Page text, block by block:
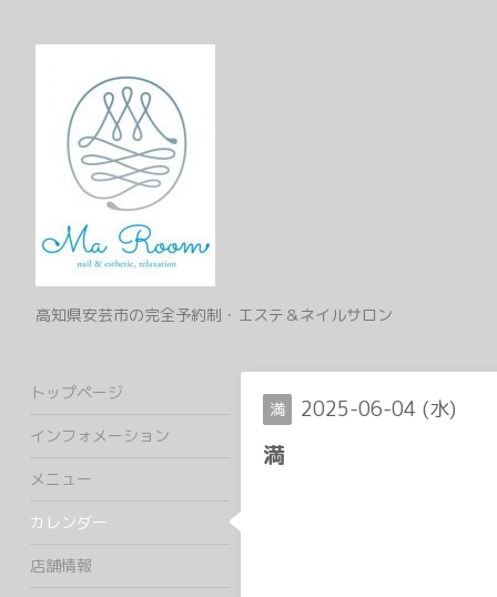
高知県安芸市の完全予約制・エステ＆ネイルサロン
満 2025-06-04 (水)
満
トップページ
インフォメーション
メニュー
カレンダー
店舗情報